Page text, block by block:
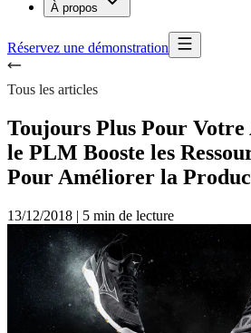
À propos
Réservez une démonstration
Tous les articles
Toujours Plus Pour
le PLM Booste les
Pour Améliorer la
13/12/2018 | 5 min de lecture